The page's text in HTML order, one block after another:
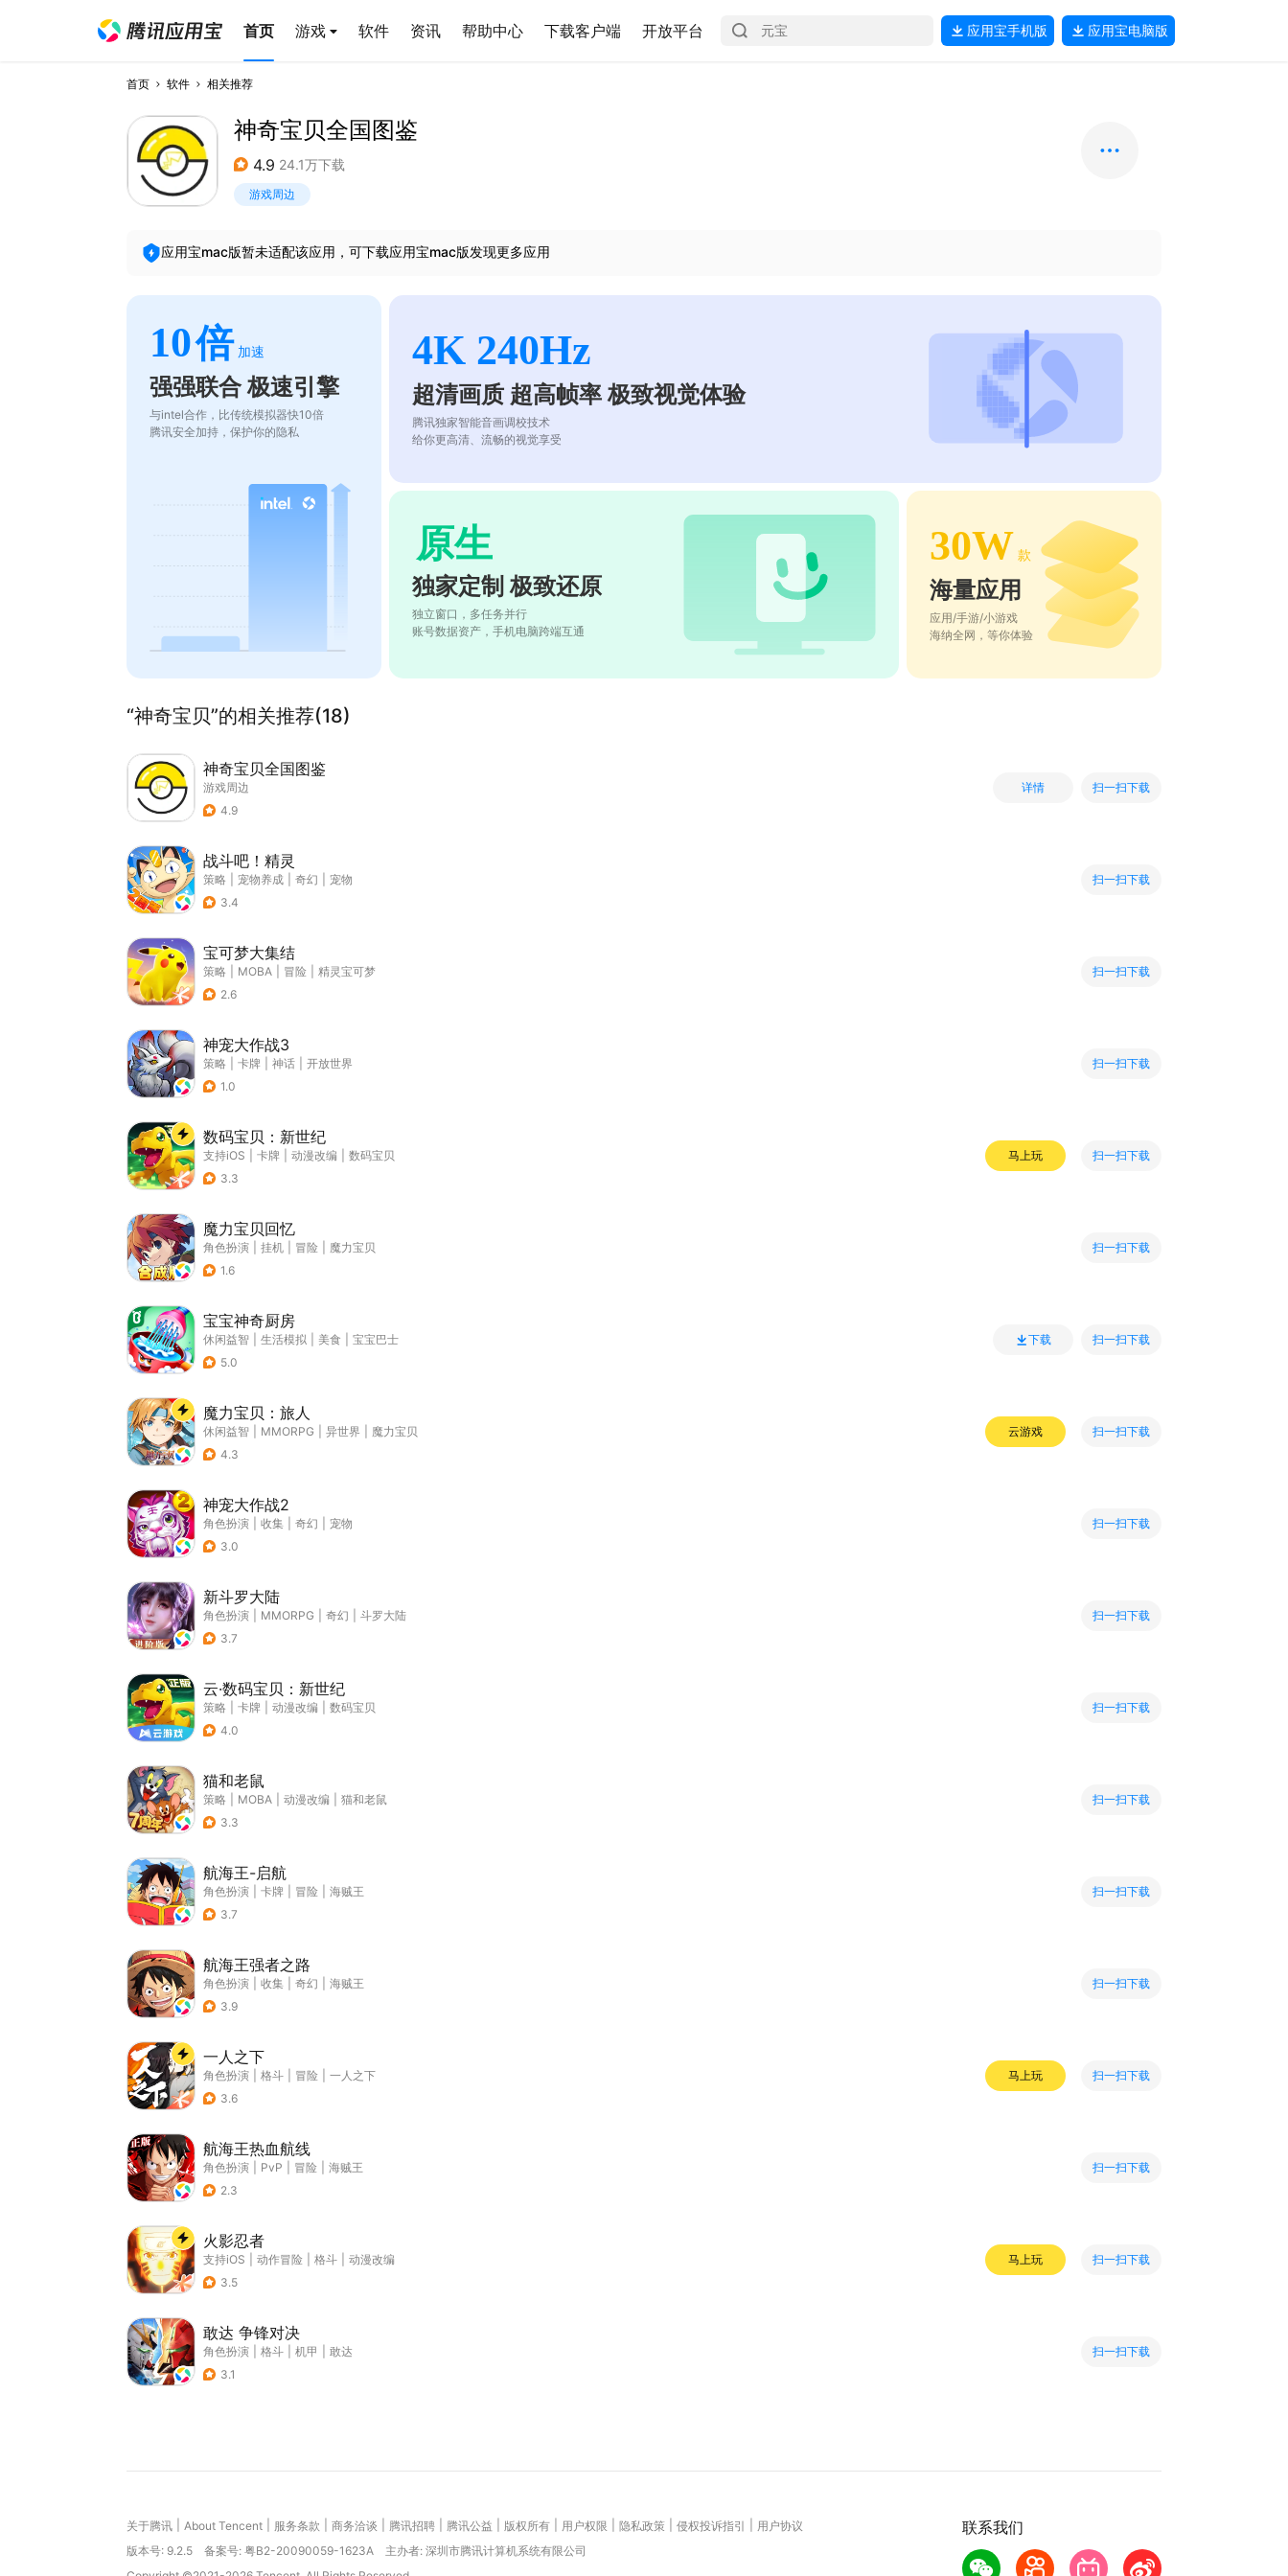
首页 游戏 软件 资讯 帮助中心 下载客户端 开放平台 应用宝手机版 应用宝电脑版
首页 软件 相关推荐
神奇宝贝全国图鉴
4.9 24.1万下载
游戏周边
应用宝mac版暂未适配该应用，可下载应用宝mac版发现更多应用
10倍 加速
强强联合 极速引擎
与intel合作，比传统模拟器快10倍
腾讯安全加持，保护你的隐私
4K 240Hz
超清画质 超高帧率 极致视觉体验
腾讯独家智能音画调校技术
给你更高清、流畅的视觉享受
原生
独家定制 极致还原
独立窗口，多任务并行
账号数据资产，手机电脑跨端互通
30W 款
海量应用
应用/手游/小游戏
海纳全网，等你体验
“神奇宝贝”的相关推荐(18)
神奇宝贝全国图鉴
游戏周边
4.9
详情 扫一扫下载
战斗吧！精灵
策略 宠物养成 奇幻
宠物
3.4
扫一扫下载
宝可梦大集结
策略 MOBA 冒险
精灵宝可梦
2.6
扫一扫下载
神宠大作战3
策略 卡牌 神话
开放世界
1.0
扫一扫下载
数码宝贝：新世纪
支持iOS 卡牌 动漫改编
数码宝贝
3.3
马上玩 扫一扫下载
魔力宝贝回忆
角色扮演 挂机 冒险
魔力宝贝
1.6
扫一扫下载
宝宝神奇厨房
休闲益智 生活模拟 美食
宝宝巴士
5.0
下载 扫一扫下载
魔力宝贝：旅人
休闲益智 MMORPG 异世界
魔力宝贝
4.3
云游戏 扫一扫下载
神宠大作战2
角色扮演 收集 奇幻
宠物
3.0
扫一扫下载
新斗罗大陆
角色扮演 MMORPG 奇幻
斗罗大陆
3.7
扫一扫下载
云·数码宝贝：新世纪
策略 卡牌 动漫改编
数码宝贝
4.0
扫一扫下载
猫和老鼠
策略 MOBA 动漫改编
猫和老鼠
3.3
扫一扫下载
航海王-启航
角色扮演 卡牌 冒险
海贼王
3.7
扫一扫下载
航海王强者之路
角色扮演 收集 奇幻
海贼王
3.9
扫一扫下载
一人之下
角色扮演 格斗 冒险
一人之下
3.6
马上玩 扫一扫下载
航海王热血航线
角色扮演 PvP 冒险
海贼王
2.3
扫一扫下载
火影忍者
支持iOS 动作冒险 格斗
动漫改编
3.5
马上玩 扫一扫下载
敢达 争锋对决
角色扮演 格斗 机甲
敢达
3.1
扫一扫下载
联系我们
关于腾讯 About Tencent 服务条款 商务洽谈 腾讯招聘 腾讯公益 版权所有 用户权限 隐私政策 侵权投诉指引
用户协议
版本号: 9.2.5 备案号: 粤B2-20090059-1623A
主办者: 深圳市腾讯计算机系统有限公司